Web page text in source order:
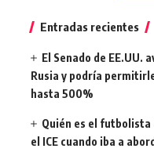
Entradas recientes
El Senado de EE.UU.
Rusia y podría
hasta 500%
Quién es el
el ICE cuando iba a